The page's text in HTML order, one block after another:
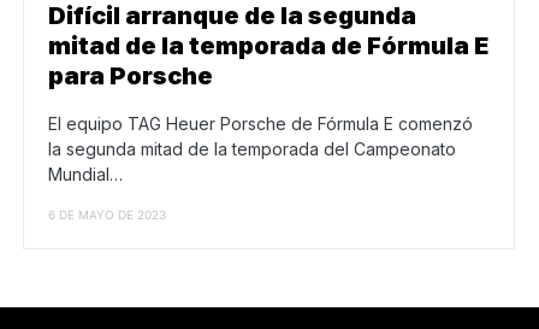
Difícil arranque de la segunda
mitad de la temporada de Fórmula E
para Porsche
El equipo TAG Heuer Porsche de Fórmula E comenzó
la segunda mitad de la temporada del Campeonato
Mundial…
6 DE MAYO DE 2023